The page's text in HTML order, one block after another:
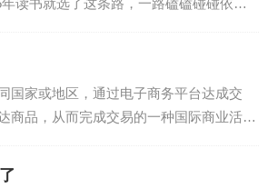
比如在海外仓入库阶段才开始实行先
物流不稳定等因素影响，可能出现B先
读书就选了这条路，一路磕磕碰碰依然
国家或地区，通过电子商务平台达成交
商品，从而完成交易的一种国际商业活